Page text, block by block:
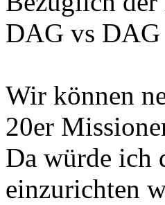
DAG vs DAG
Wir können
20er
Da würde ich
einzurichten